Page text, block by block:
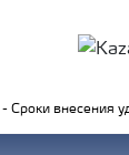
- Сроки внесения